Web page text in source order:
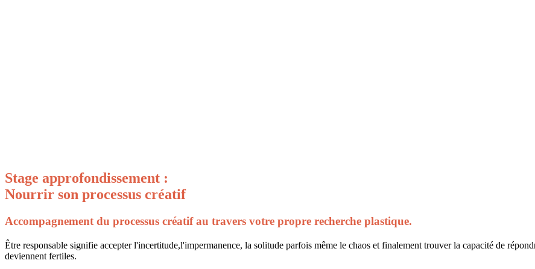
Stage approfondissement :
Nourrir son processus créatif
Accompagnement du processus créatif au travers votre propre recherche plastique.
Être responsable signifie accepter l'incertitude,l'impermanence, la solitude parfois même le chaos et finalement trouver la capacité de
deviennent fertiles.